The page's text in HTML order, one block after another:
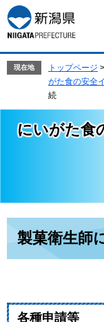
ー
ジ
の
す。
ニ
ュ
ー
し
現在地 トップページ >
がた食の安全
続
にいがた食
製菓衛生師
各種申請等